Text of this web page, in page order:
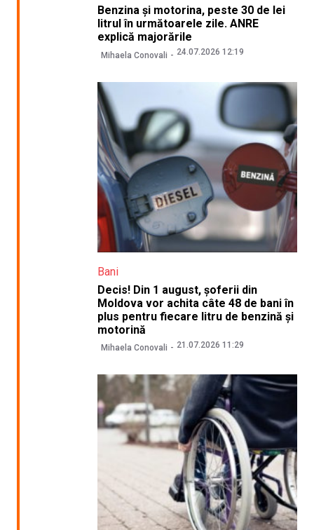
Benzina și motorina, peste 30 de lei
litrul în următoarele zile. ANRE
explică majorările
Mihaela Conovali 24.07.2026 12:19
Bani
Decis! Din 1 august, șoferii din
Moldova vor achita câte 48 de bani în
plus pentru fiecare litru de benzină și
motorină
Mihaela Conovali 21.07.2026 11:29